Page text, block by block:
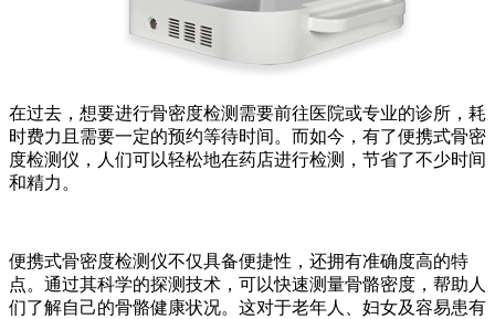
在过去，想要进行骨密度检测需要前往医院或专业的诊所，耗
时费力且需要一定的预约等待时间。而如今，有了便携式骨密
度检测仪，人们可以轻松地在药店进行检测，节省了不少时间
和精力。
便携式骨密度检测仪不仅具备便捷性，还拥有准确度高的特
点。通过其科学的探测技术，可以快速测量骨骼密度，帮助人
们了解自己的骨骼健康状况。这对于老年人、妇女及容易患有